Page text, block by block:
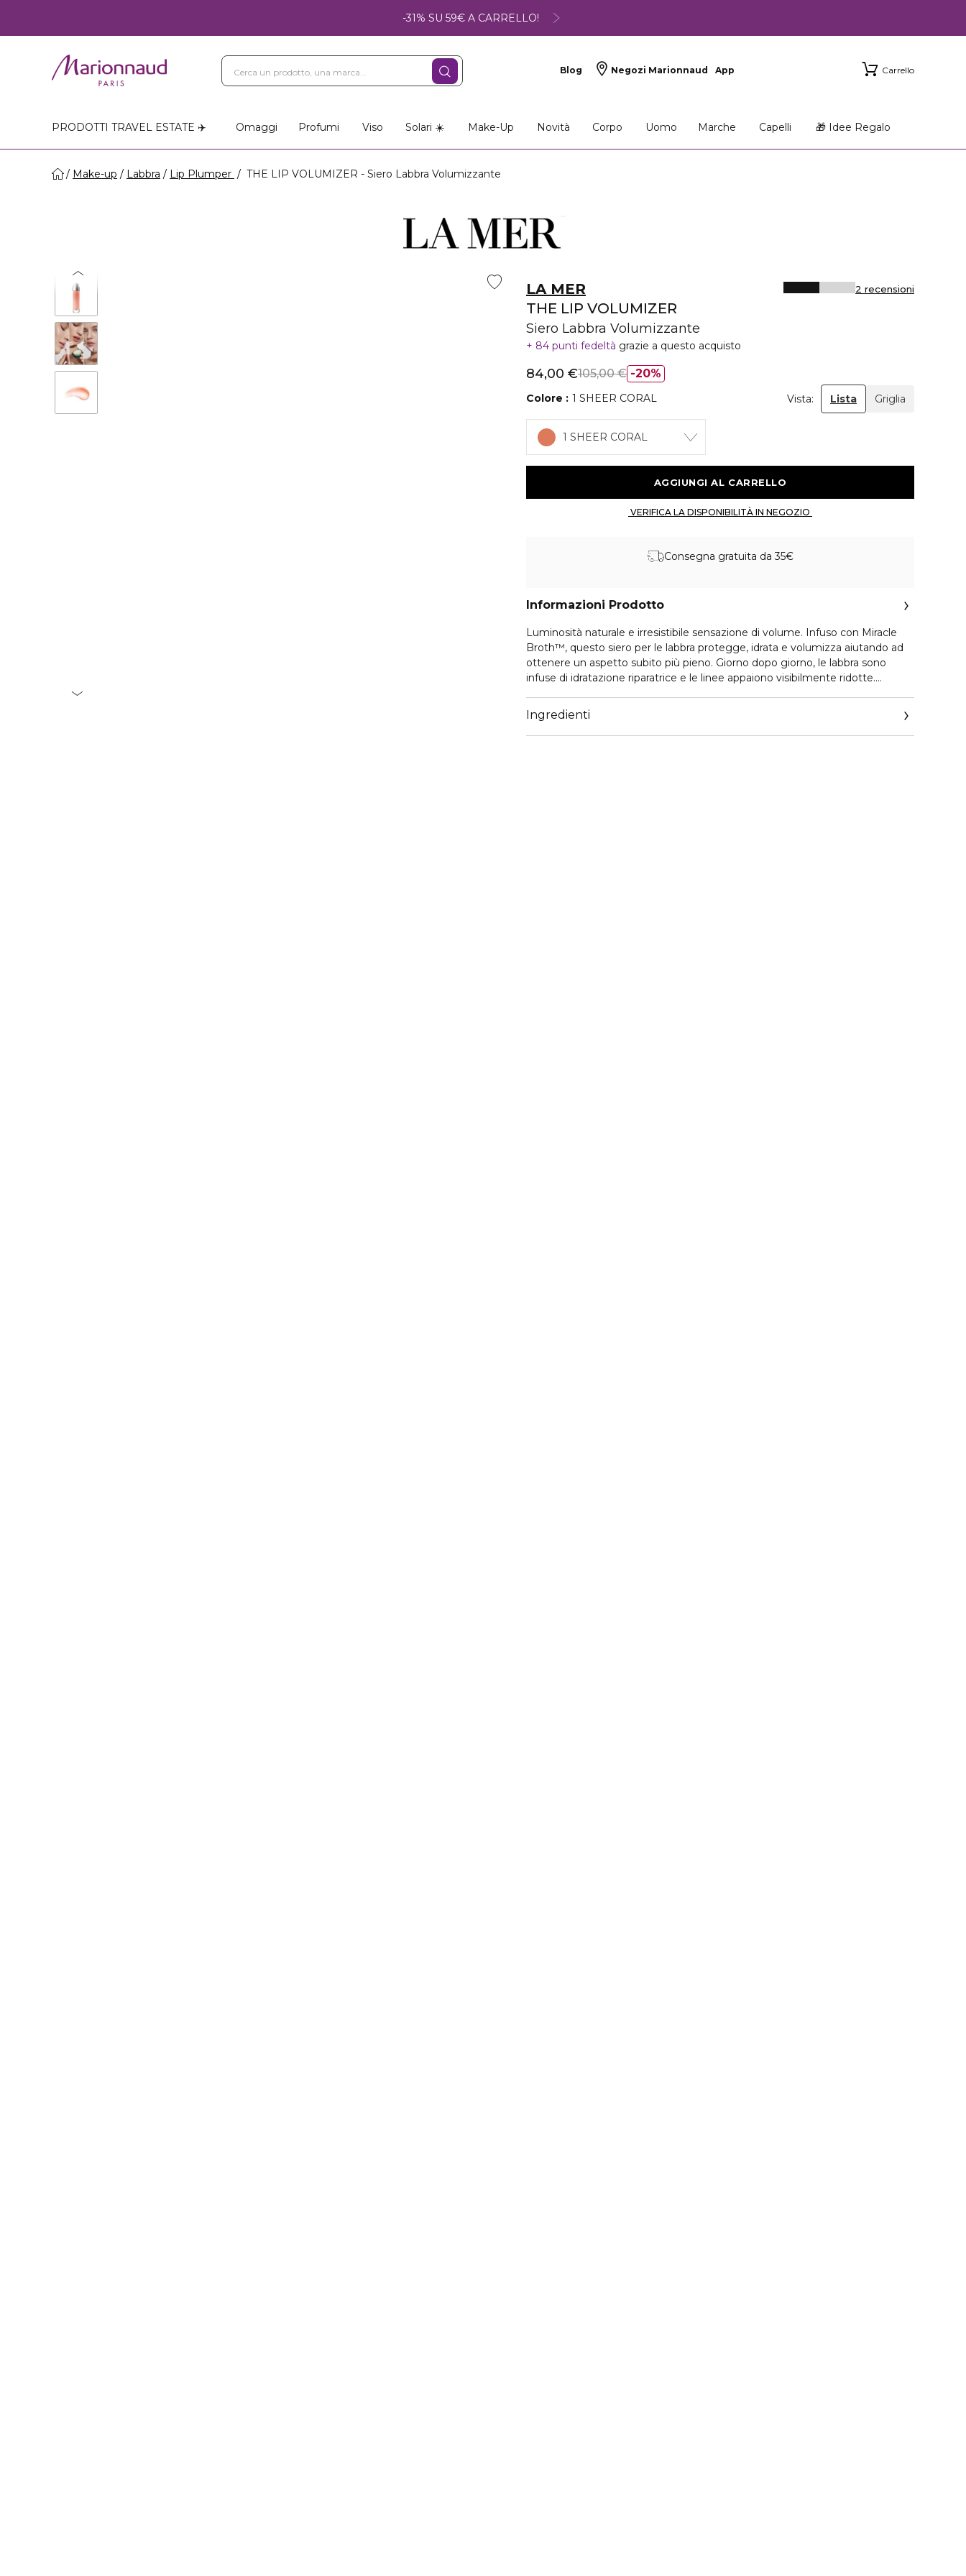
-31% SU 59€ A CARRELLO!
Blog Negozi Marionnaud App Carrello
PRODOTTI TRAVEL ESTATE ✈️ Omaggi Profumi Viso Solari ☀️ Make-Up Novità Corpo Uomo Marche Capelli 🎁 Idee Regalo
Make-up Labbra Lip Plumper THE LIP VOLUMIZER - Siero Labbra Volumizzante
LA MER
THE LIP VOLUMIZER
Siero Labbra Volumizzante
2 recensioni
84 punti fedeltà grazie a questo acquisto
20%
84,00 €105,00 €
Colore 1 SHEER CORAL Vista: Lista Griglia
1 SHEER CORAL
Consegna gratuita da 35€
Informazioni Prodotto
Luminosità naturale e irresistibile sensazione di volume. Infuso con Miracle
Broth™, questo siero per le labbra protegge, idrata e volumizza aiutando ad
ottenere un aspetto subito più pieno. Giorno dopo giorno, le labbra sono
infuse di idratazione riparatrice e le linee appaiono visibilmente ridotte.
splendido gloss.
Ingredienti